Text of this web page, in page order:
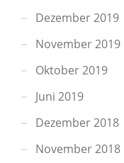
Dezember 2019
November 2019
Oktober 2019
Juni 2019
Dezember 2018
November 2018